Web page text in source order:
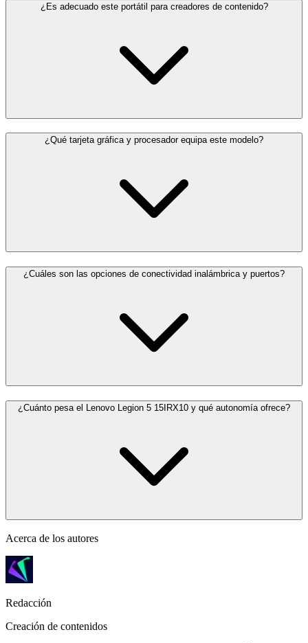
¿Es adecuado este portátil para creadores de contenido?
¿Qué tarjeta gráfica y procesador equipa este modelo?
¿Cuáles son las opciones de conectividad inalámbrica y puertos?
¿Cuánto pesa el Lenovo Legion 5 15IRX10 y qué autonomía ofrece?
Acerca de los autores
Redacción
Creación de contenidos